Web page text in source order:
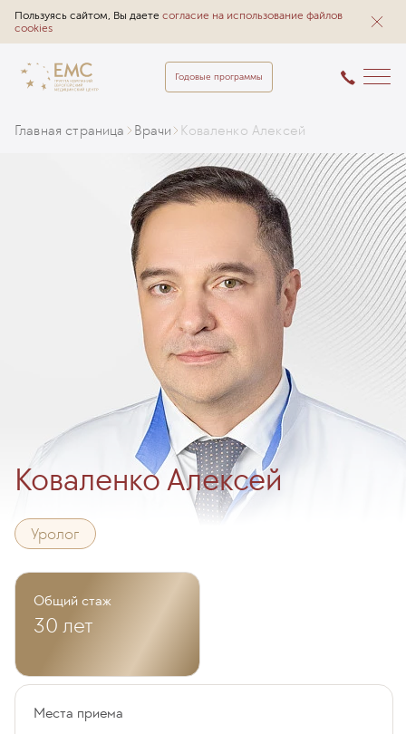
Пользуясь сайтом, Вы даете согласие на использование файлов
cookies
Годовые программы
Главная страница Врачи Коваленко Алексей
Коваленко Алексей
Уролог
Общий стаж
30 лет
Места приема